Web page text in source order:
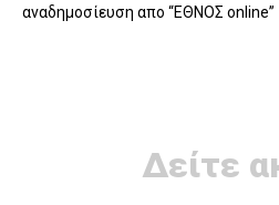
αναδημοσίευση απο “EΘΝΟΣ online”
Δείτε